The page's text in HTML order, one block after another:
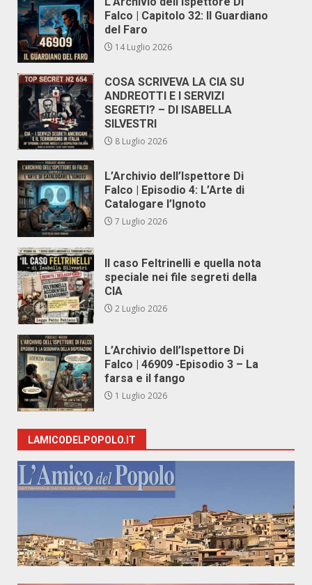
Falco | Capitolo 32: Il Guardiano
del Faro
14 Luglio 2026
COSA SCRIVEVA LA CIA SU
ANDREOTTI E I SERVIZI
SEGRETI? – DI ISABELLA
SILVESTRI
8 Luglio 2026
L’Archivio dell’Ispettore Di
Falco | Episodio 4: L’Arte di
Catalogare l’Ignoto
7 Luglio 2026
Il caso Feltrinelli e quella nota
speciale nei file segreti della
CIA
2 Luglio 2026
L’Archivio dell’Ispettore Di
Falco | 46909 -Episodio 3 – La
farsa e il fango
1 Luglio 2026
LAMICODELPOPOLO.IT